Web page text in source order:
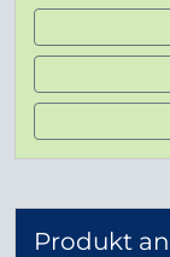
Produkt